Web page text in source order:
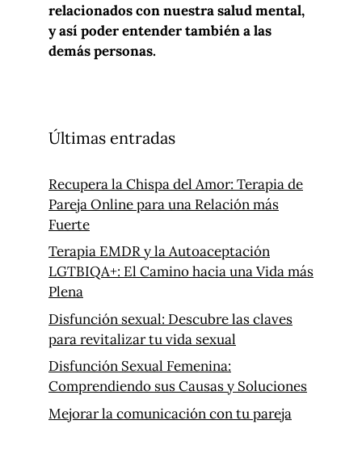
relacionados con nuestra salud mental,
y así poder entender también a las
demás personas.
Últimas entradas
Recupera la Chispa del Amor: Terapia de
Pareja Online para una Relación más
Fuerte
Terapia EMDR y la Autoaceptación
LGTBIQA+: El Camino hacia una Vida más
Plena
Disfunción sexual: Descubre las claves
para revitalizar tu vida sexual
Disfunción Sexual Femenina:
Comprendiendo sus Causas y Soluciones
Mejorar la comunicación con tu pareja